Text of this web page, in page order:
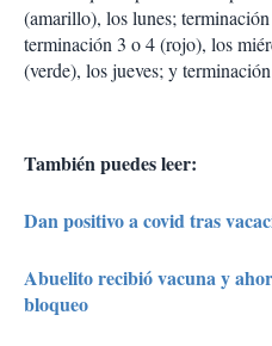
(amarillo), los lunes;
terminación 3 o 4 (rojo), los
(verde), los jueves; y
También puedes leer:
Dan positivo a covid tras
Abuelito recibió vacuna y
bloqueo